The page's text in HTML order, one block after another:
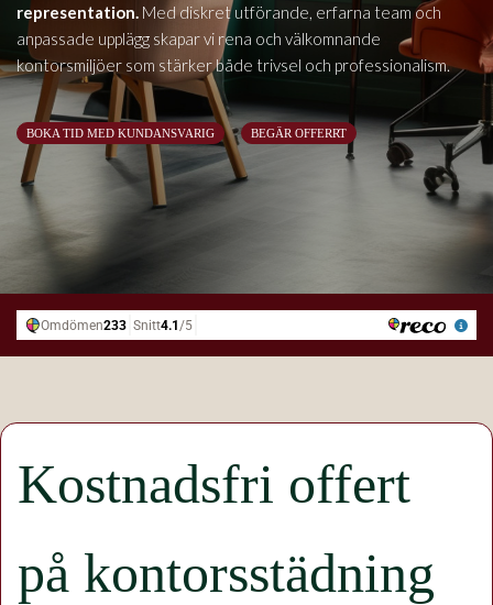
representation. Med diskret utförande, erfarna team och
anpassade upplägg skapar vi rena och välkomnande
kontorsmiljöer som stärker både trivsel och professionalism.
BOKA TID MED KUNDANSVARIG BEGÄR OFFERRT
Kostnadsfri offert
på kontorsstädning